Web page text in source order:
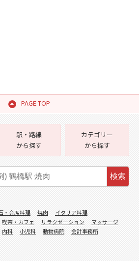
PAGE TOP
駅・路線
から探す
カテゴリー
から探す
検索
・会席料理 焼肉
イタリア料理
喫茶・カフェ リラクゼーション
マッサージ
内科 小児科 動物病院
会計事務所